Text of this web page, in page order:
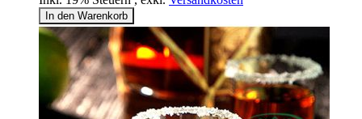
In den Warenkorb